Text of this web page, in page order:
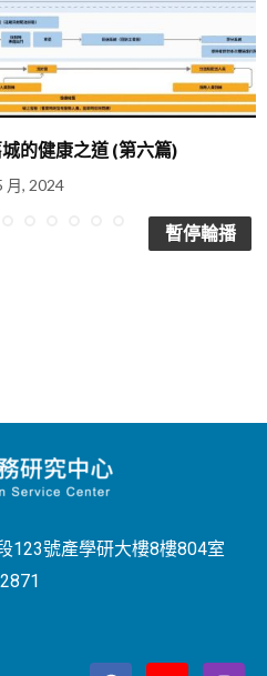
的健康之道 (第六篇)
月, 2024
暫停輪播
123號產學研大樓8樓804室